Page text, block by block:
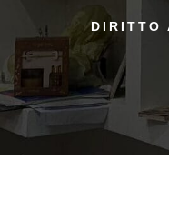
DIRITTO